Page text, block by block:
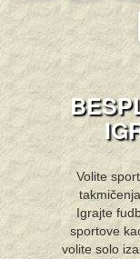
Volite
Igrajte
sportove
volite solo